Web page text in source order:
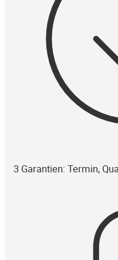
3 Garantien: Termin,